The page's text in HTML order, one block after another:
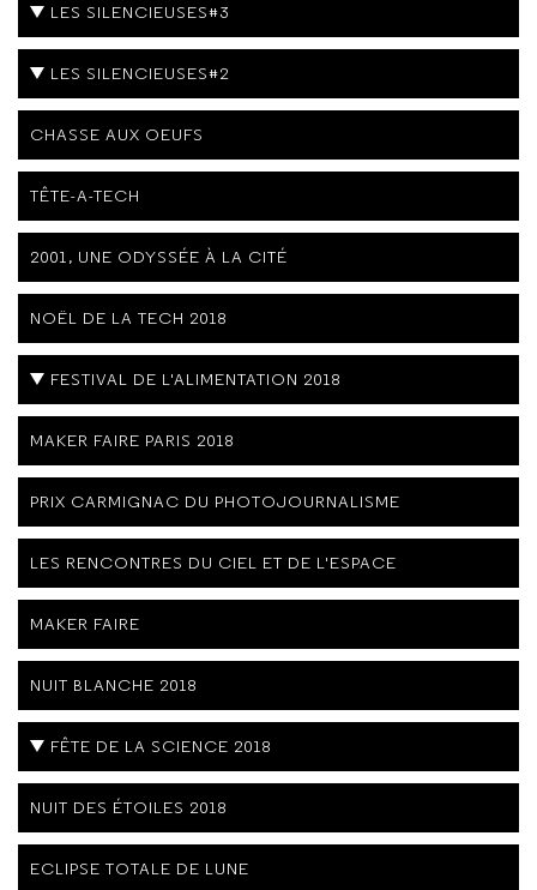
LES SILENCIEUSES#3
LES SILENCIEUSES#2
CHASSE AUX OEUFS
TÊTE-A-TECH
2001, UNE ODYSSÉE À LA CITÉ
NOËL DE LA TECH 2018
FESTIVAL DE L'ALIMENTATION 2018
MAKER FAIRE PARIS 2018
PRIX CARMIGNAC DU PHOTOJOURNALISME
LES RENCONTRES DU CIEL ET DE L'ESPACE
MAKER FAIRE
NUIT BLANCHE 2018
FÊTE DE LA SCIENCE 2018
NUIT DES ÉTOILES 2018
ECLIPSE TOTALE DE LUNE